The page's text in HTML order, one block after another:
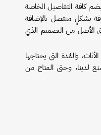
كما نعمل على توفير ملف word يضم كافة التفاصيل الخاصة
بشكلٍ منفصل بالإضافة
الأصل من التصميم الذي
والمُدة التي يحتاجها
لدينا، وحتى المتاح من